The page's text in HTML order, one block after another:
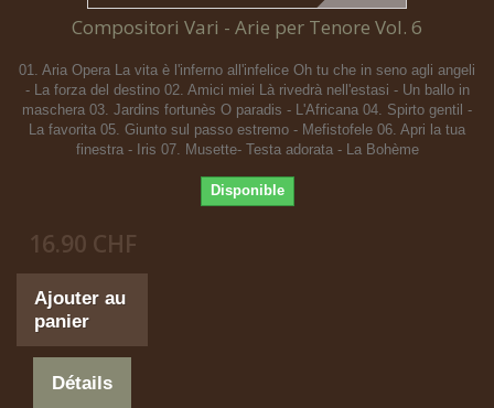
Compositori Vari - Arie per Tenore Vol. 6
01. Aria Opera La vita è l'inferno all'infelice Oh tu che in seno agli angeli
- La forza del destino 02. Amici miei Là rivedrà nell'estasi - Un ballo in
maschera 03. Jardins fortunès O paradis - L'Africana 04. Spirto gentil -
La favorita 05. Giunto sul passo estremo - Mefistofele 06. Apri la tua
finestra - Iris 07. Musette- Testa adorata - La Bohème
Disponible
16.90 CHF
Ajouter au
panier
Détails